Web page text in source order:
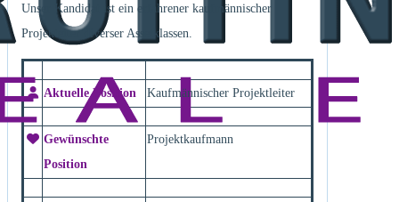
Unser Kandidat ist ein erfahrener kaufmännischer
Projekteiter diverser Assetklassen.
Aktuelle Position Kaufmännischer Projektleiter
Gewünschte
Position
Projektkaufmann